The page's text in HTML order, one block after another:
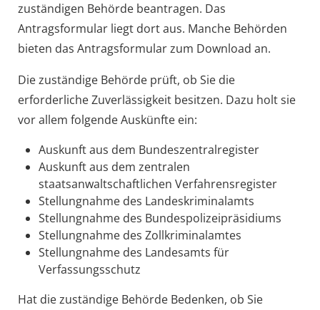
zuständigen Behörde beantragen. Das
Antragsformular liegt dort aus. Manche Behörden
bieten das Antragsformular zum Download an.
Die zuständige Behörde prüft, ob Sie die
erforderlicheZuverlässigkeit besitzen. Dazu holt sie
vor allem folgende Auskünfte ein:
Auskunft aus dem Bundeszentralregister
Auskunft aus dem zentralen
staatsanwaltschaftlichen Verfahrensregister
Stellungnahme des Landeskriminalamts
Stellungnahme des Bundespolizeipräsidiums
Stellungnahme des Zollkriminalamtes
Stellungnahme des Landesamts für
Verfassungsschutz
Hat die zuständige Behörde Bedenken, ob Sie